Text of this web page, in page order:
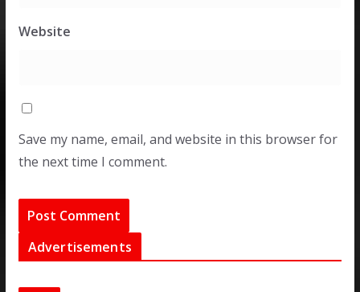
Website
Save my name, email, and website in this browser for
the next time I comment.
Advertisements